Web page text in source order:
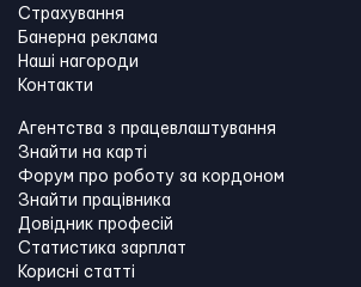
Страхування
Банерна реклама
Наші нагороди
Контакти
Агентства з працевлаштування
Знайти на карті
Форум про роботу за кордоном
Знайти працівника
Довідник професій
Статистика зарплат
Корисні статті